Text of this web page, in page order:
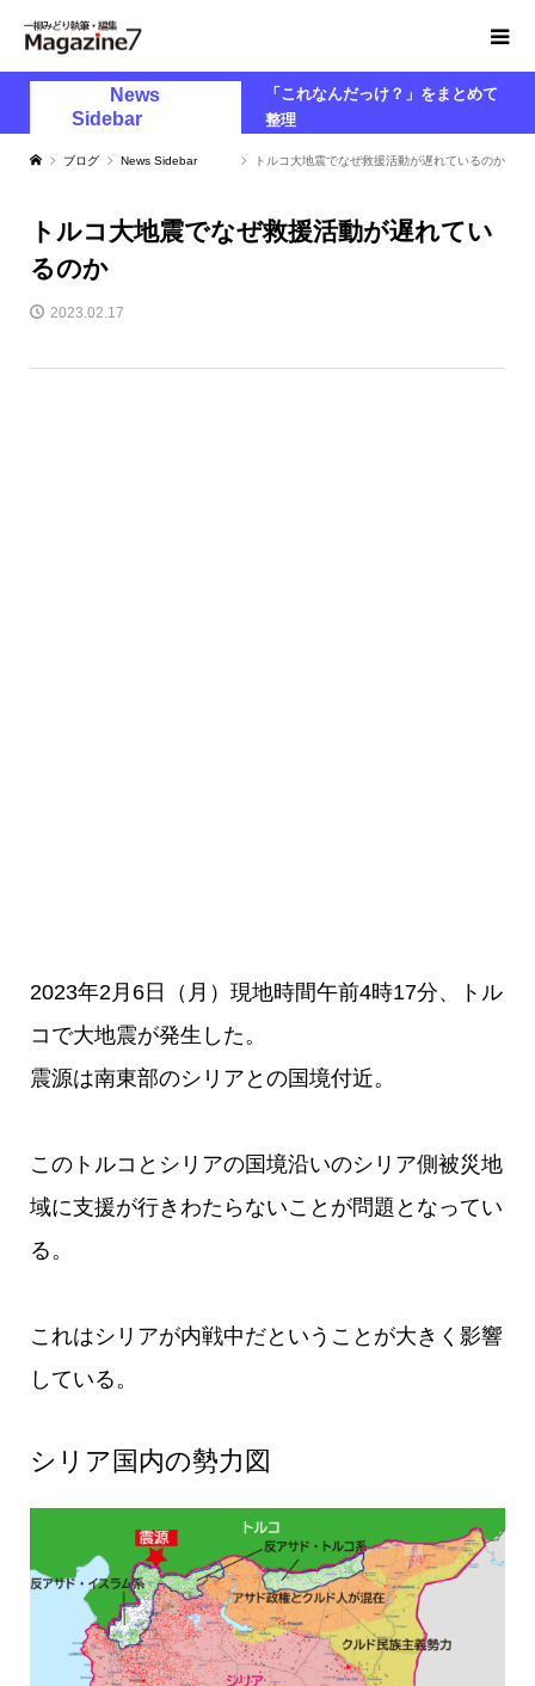
News
Sidebar
「これなんだっけ？」をまとめて
整理
ブログ News Sidebar トルコ大地震でなぜ救援活動が遅れているのか
トルコ大地震でなぜ救援活動が遅れてい
るのか
2023.02.17
2023年2月6日（月）現地時間午前4時17分、トル
コで大地震が発生した。
震源は南東部のシリアとの国境付近。
このトルコとシリアの国境沿いのシリア側被災地
域に支援が行きわたらないことが問題となってい
る。
これはシリアが内戦中だということが大きく影響
している。
シリア国内の勢力図